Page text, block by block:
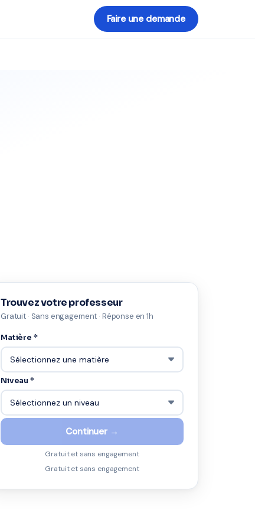
Faire une demande
Trouvez votre professeur
Gratuit · Sans engagement · Réponse en 1h
Matière *
Niveau *
Continuer →
Gratuit et sans engagement
Gratuit et sans engagement